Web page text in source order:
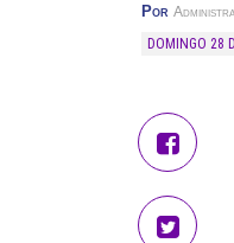
Por
DOMINGO 28